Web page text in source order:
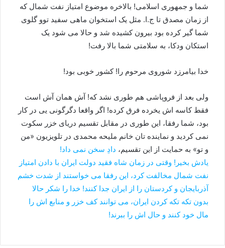
شما و جمهوری اسلامی! بالاخره موضوع امتیاز نفت شمال که
از زمان مصدق تا ج.ا. مثل یک استخوان ماهی سفید توو گلوی
شما گیر کرده بود بیرون کشیده شد و حالا می شود یک
استکان ودکا، به سلامتی شما بالا رفت!
خدا بیامرزد شوروی مرحوم را! کشور خوبی بود!
ولی بعد از فروپاشی هم طوری نشد که! آش همان آش است
فقط کاسه اش یخرده فرق کرده! اگر واقعا دگرگونی یی در کار
بود، شما رفقا، این طوری در مقابل تقسیم دریای خزر سکوت
نمی کردید و نماینده تان خانم ملیحه محمدی در تلویزیون «من
و تو» به حمایت از این تقسیم، دادِ سخن نمی داد!
یادش بخیر! وقتی در زمان شاه فقید دولت ایران با دادن امتیاز
نفت شمال مخالفت کرد، این رفقا می خواستند از شدت خشم
آذربایجان و کردستان را از ایران جدا کنند! خدا را شکر حالا
بدون تکه تکه کردن ایران، می توانند کف خزر و منابع اش را
مال خود کنند و حال اش را ببرند!